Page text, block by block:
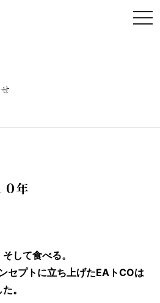
t
o
０年
して食べる。
セプトに立ち上げたEAトCOは
。